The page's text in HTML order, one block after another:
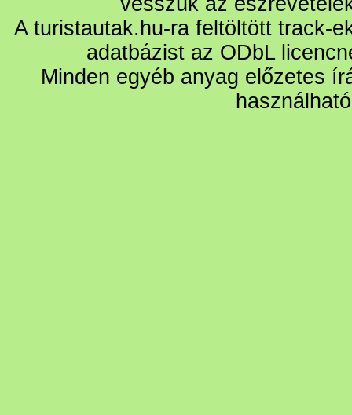
A turistautak.hu-ra feltöltött track-
adatbázist az ODbL
Minden egyéb anyag előzetes